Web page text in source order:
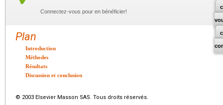
Connectez-vous pour en bénéficier!
Plan
Introduction
Méthodes
Résultats
Discussion et conclusion
© 2003 Elsevier Masson SAS. Tous droits réservés.